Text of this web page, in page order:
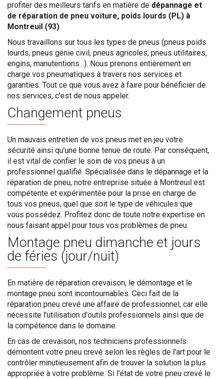
profiter des meilleurs tarifs en matière de dépannage et
de réparation de pneu voiture, poids lourds (PL) à
Montreuil (93).
Nous travaillons sur tous les types de pneus (pneus poids
lourds, pneus génie civil, pneus agricoles, pneus utilitaires,
engins, manutentions…). Nous prenons entièrement en
charge vos pneumatiques à travers nos services et
garanties. Tout ce que vous avez à faire pour bénéficier de
nos services, c'est de nous appeler.
Changement pneus
Un mauvais entretien de vos pneus met en jeu votre
sécurité ainsi qu'une bonne tenue de route. Par conséquent,
il est vital de confier le soin de vos pneus à un
professionnel qualifié. Spécialisée dans le dépannage et la
réparation de pneu, notre entreprise située à Montreuil est
compétente et expérimentée pour la prise en charge de
tous vos pneus, quel que soit le type de véhicules que
vous possédez. Profitez donc de toute notre expertise en
nous faisant appel pour tous vos problèmes de pneu.
Montage pneu dimanche et jours
de féries (jour/nuit)
En matière de réparation crevaison, le démontage et le
montage pneu sont incontournables. Ceci fait de la
réparation pneu crevé une affaire de professionnel, car elle
nécessite l'utilisation d'outils professionnels ainsi que de
la compétence dans le domaine.
En cas de crevaison, nos techniciens professionnels
démontent votre pneu crevé selon les règles de l'art pour le
contrôler minutieusement afin de trouver la solution la plus
appropriée à votre problème. Si l'état de votre pneu crevé le